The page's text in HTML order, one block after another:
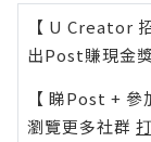
【 U Creator
出Post賺現金
【 睇Post + 參
瀏覽更多社群